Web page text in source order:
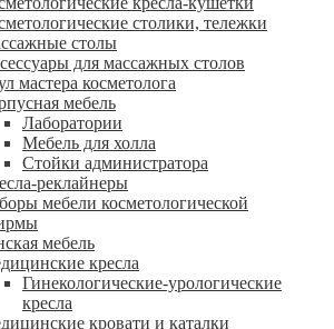
столики, тележки
столы
для массажных столов
мастера косметолога
мебель
Лаборатории
Мебель для холла
Стойки администратора
реклайнеры
мебели косметологической
мебель
кресла
Гинекологические-урологические
кресла
кровати и каталки